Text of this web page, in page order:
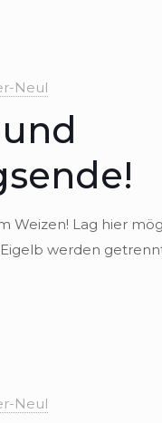
Neul
Wei­zen! Lag hier
wer­den
Neul